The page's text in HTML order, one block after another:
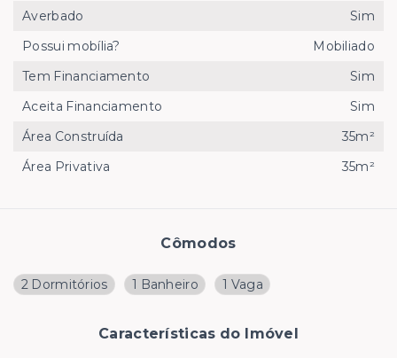
Cômodos
2 Dormitórios 1 Banheiro 1 Vaga
Características do Imóvel
Averbado
Sim
Possui mobília?
Mobiliado
Tem Financiamento
Sim
Aceita Financiamento
Sim
Área Construída
35m²
Área Privativa
35m²